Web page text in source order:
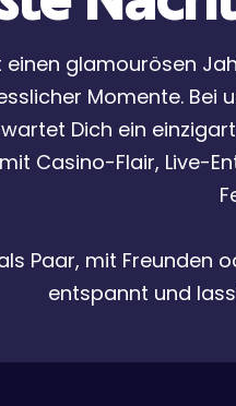
einen glamourösen
Momente. Bei
Dich ein
Casino-Flair, Live-
Paar, mit Freunden
entspannt und